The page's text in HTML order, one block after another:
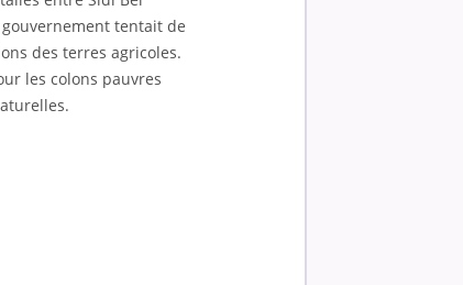
tentait de
des terres agricoles.
les colons pauvres